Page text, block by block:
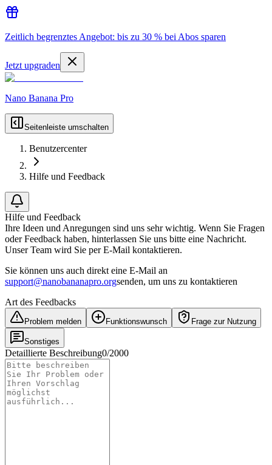
Zeitlich begrenztes Angebot: bis zu 30 % bei Abos sparen
Jetzt upgraden
Nano Banana Pro
Seitenleiste umschalten
Benutzercenter
Hilfe und Feedback
Hilfe und Feedback
Ihre Ideen und Anregungen sind uns sehr wichtig. Wenn Sie Fragen
oder Feedback haben, hinterlassen Sie uns bitte eine Nachricht.
Unser Team wird Sie per E-Mail kontaktieren.
Sie können uns auch direkt eine E-Mail an
support@nanobananapro.orgsenden, um uns zu kontaktieren
Art des Feedbacks
Problem melden Funktionswunsch Frage zur Nutzung
Sonstiges
Detaillierte Beschreibung0/2000